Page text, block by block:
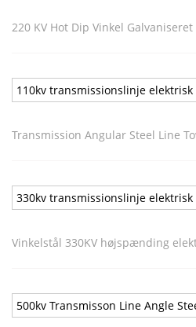
220 KV Hot Dip Vinkel
110kv transmissionslinje
Transmission Angular Steel Line
330kv transmissionslinje
Vinkelstål 330KV højspænding
500kv Transmisson Line Angle